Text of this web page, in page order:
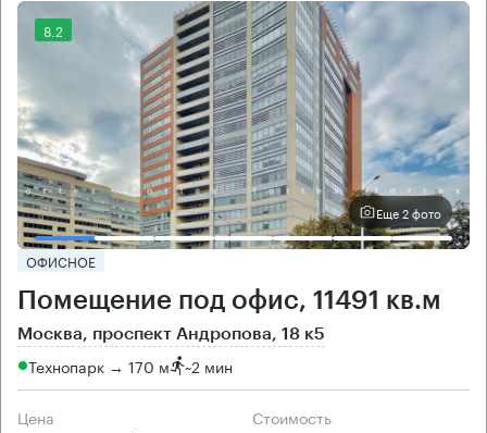
8.2
Еще 2 фото
ОФИСНОЕ
Помещение под офис, 11491 кв.м
Москва, проспект Андропова, 18 к5
Технопарк → 170 м ~2 мин
Цена Cтоимость